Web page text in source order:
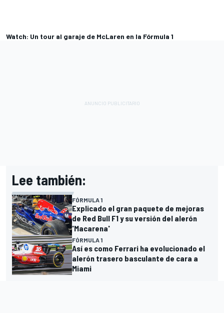
Watch: Un tour al garaje de McLaren en la Fórmula 1
Lee también:
FÓRMULA 1
Explicado el gran paquete de mejoras
de Red Bull F1 y su versión del alerón
'Macarena'
FÓRMULA 1
Así es como Ferrari ha evolucionado el
alerón trasero basculante de cara a
Miami